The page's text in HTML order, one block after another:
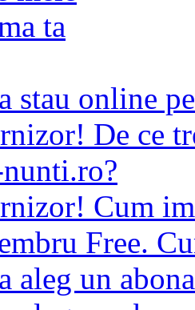
ta
stau online
De ce
Cum
Free.
aleg un